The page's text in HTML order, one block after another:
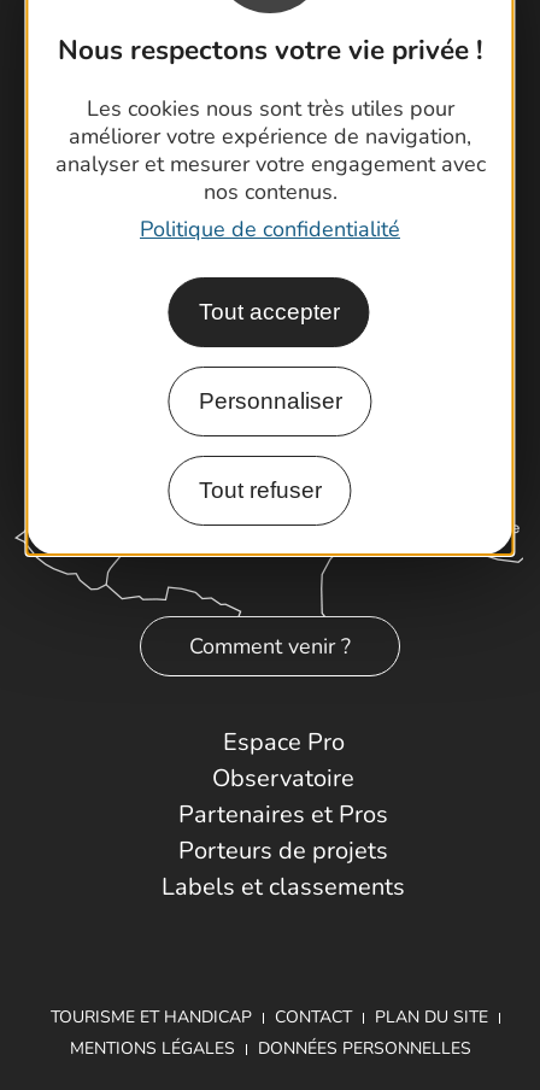
Nous respectons votre vie privée !
Les cookies nous sont très utiles pour
améliorer votre expérience de navigation,
analyser et mesurer votre engagement avec
nos contenus.
Politique de confidentialité
Tout accepter
Personnaliser
Tout refuser
Contactez-nous !
Foire aux questions
Brochures
Cartoguides et Topoguides
Latitude Gard
Comment venir ?
Espace Pro
Observatoire
Partenaires et Pros
Porteurs de projets
Labels et classements
TOURISME ET HANDICAP CONTACT
PLAN DU SITE
MENTIONS LÉGALES
DONNÉES PERSONNELLES